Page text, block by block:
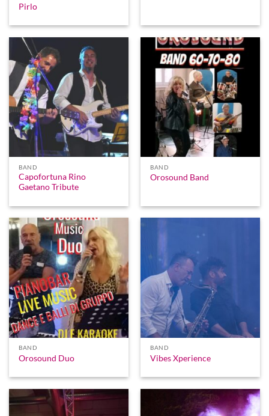
Pirlo
BAND
Capofortuna Rino
Gaetano Tribute
BAND
Orosound Band
BAND
Orosound Duo
BAND
Vibes Xperience